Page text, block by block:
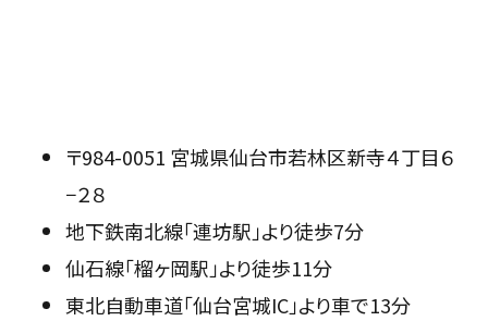
〒984-0051 宮城県仙台市若林区新寺４丁目６
−２８
地下鉄南北線「連坊駅」より徒歩7分
仙石線「榴ヶ岡駅」より徒歩11分
東北自動車道「仙台宮城IC」より車で13分